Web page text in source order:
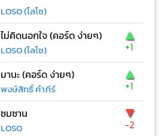
LOSO (โลโซ)
ไม่คิดนอกใจ (คอร์ด ง่ายๆ)
LOSO (โลโซ)
▲
+1
มานะ (คอร์ด ง่ายๆ)
พงษ์สิทธิ์ คำภีร์
▲
+1
ซมซาน
LOSO
▼
-2